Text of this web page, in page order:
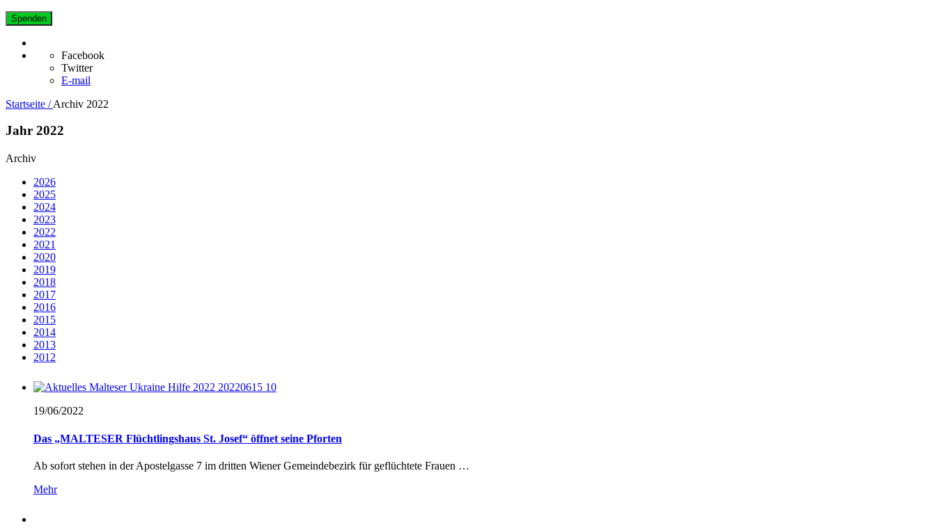
Spenden
Facebook
Twitter
E-mail
Startseite / Archiv 2022
Jahr 2022
Archiv
2026
2025
2024
2023
2022
2021
2020
2019
2018
2017
2016
2015
2014
2013
2012
19/06/2022
Das „MALTESER Flüchtlingshaus St. Josef“ öffnet seine Pforten
Ab sofort stehen in der Apostelgasse 7 im dritten Wiener Gemeindebezirk für geflüchtete Frauen …
Mehr